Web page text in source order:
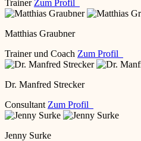
Trainer Zum Profil
Matthias Graubner
Trainer und Coach Zum Profil
Dr. Manfred Strecker
Consultant Zum Profil
Jenny Surke